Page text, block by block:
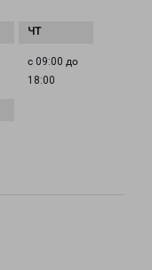
с 09:00 до
18:00